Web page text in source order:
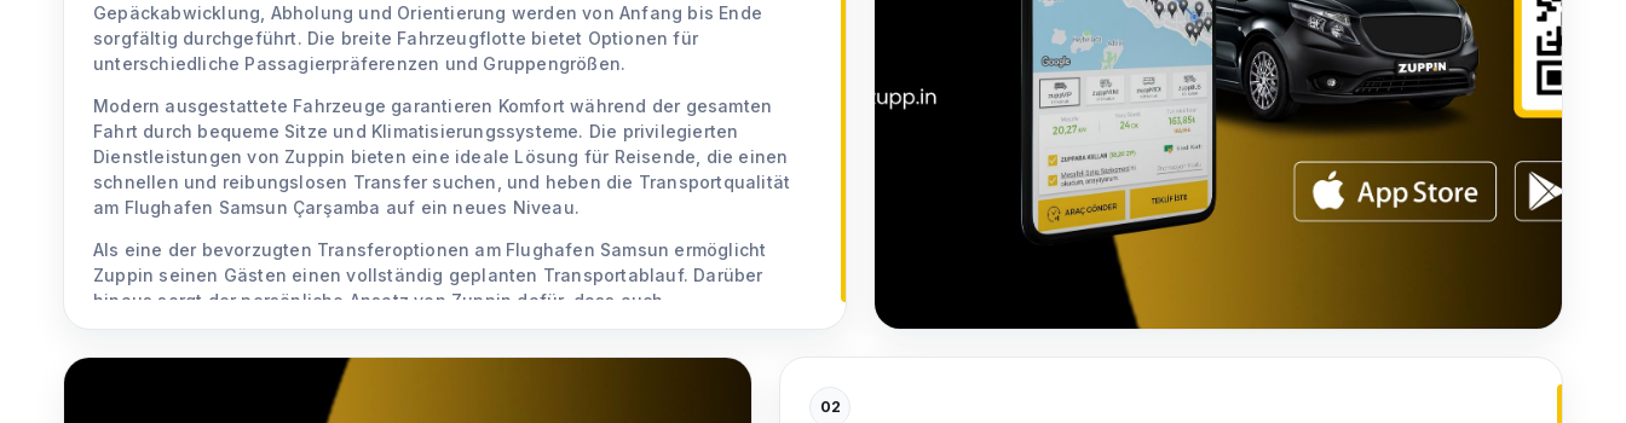
Gepäckabwicklung, Abholung und Orientierung werden von Anfang bis Ende
sorgfältig durchgeführt. Die breite Fahrzeugflotte bietet Optionen für
unterschiedliche Passagierpräferenzen und Gruppengrößen.
Modern ausgestattete Fahrzeuge garantieren Komfort während der gesamten
Fahrt durch bequeme Sitze und Klimatisierungssysteme. Die privilegierten
Dienstleistungen von Zuppin bieten eine ideale Lösung für Reisende, die einen
schnellen und reibungslosen Transfer suchen, und heben die Transportqualität
am Flughafen Samsun Çarşamba auf ein neues Niveau.
Als eine der bevorzugten Transferoptionen am Flughafen Samsun ermöglicht
Zuppin seinen Gästen einen vollständig geplanten Transportablauf. Darüber
hinaus sorgt der persönliche Ansatz von Zuppin dafür, dass auch
innerstädtische Fahrten denselben hohen Standard behalten. So können Sie den
02